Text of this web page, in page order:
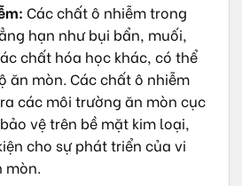
Các chất ô nhiễm trong
hạn như bụi bẩn, muối,
chất hóa học khác, có thể
ăn mòn. Các chất ô nhiễm
các môi trường ăn mòn cục
vệ trên bề mặt kim loại,
cho sự phát triển của vi
mòn.